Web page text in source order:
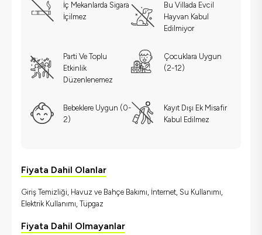
İç Mekanlarda Sigara
İçilmez
Bu Villada Evcil
Hayvan Kabul
Edilmiyor
Parti Ve Toplu
Etkinlik
Düzenlenemez
Çocuklara Uygun
(2-12)
Bebeklere Uygun (0-
2)
Kayıt Dışı Ek Misafir
Kabul Edilmez
Fiyata Dahil Olanlar
Giriş Temizliği, Havuz ve Bahçe Bakımı, İnternet, Su Kullanımı,
Elektrik Kullanımı, Tüpgaz
Fiyata Dahil Olmayanlar